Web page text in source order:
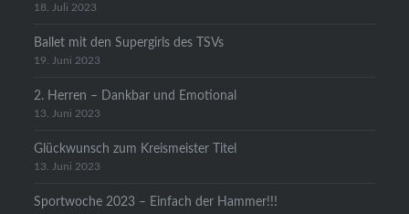
18. Juli 2023
Ballet mit den Supergirls des TSVs
19. Juni 2023
2. Herren – Dankbar und Emotional
13. Juni 2023
Glückwunsch zum Kreismeister Titel
13. Juni 2023
Sportwoche 2023 – Einfach der Hammer!!!